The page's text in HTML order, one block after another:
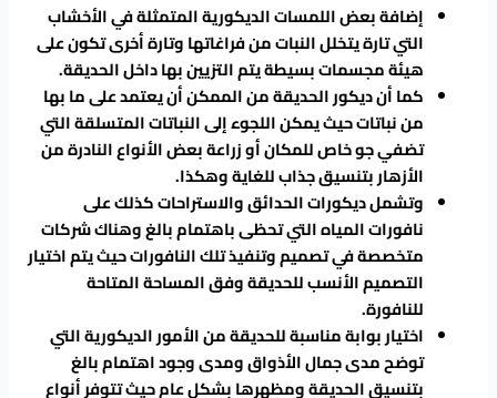
إضافة بعض اللمسات الديكورية المتمثلة في الأخشاب
التي تارة يتخلل النبات من فراغاتها وتارة أخرى تكون على
هيئة مجسمات بسيطة يتم التزيين بها داخل الحديقة.
كما أن ديكور الحديقة من الممكن أن يعتمد على ما بها
من نباتات حيث يمكن اللجوء إلى النباتات المتسلقة التي
تضفي جو خاص للمكان أو زراعة بعض الأنواع النادرة من
الأزهار بتنسيق جذاب للغاية وهكذا.
وتشمل ديكورات الحدائق والاستراحات كذلك على
نافورات المياه التي تحظى باهتمام بالغ وهناك شركات
متخصصة في تصميم وتنفيذ تلك النافورات حيث يتم اختيار
التصميم الأنسب للحديقة وفق المساحة المتاحة
للنافورة.
اختيار بوابة مناسبة للحديقة من الأمور الديكورية التي
توضح مدى جمال الأذواق ومدى وجود اهتمام بالغ
بتنسيق الحديقة ومظهرها بشكل عام حيث تتوفر أنواع